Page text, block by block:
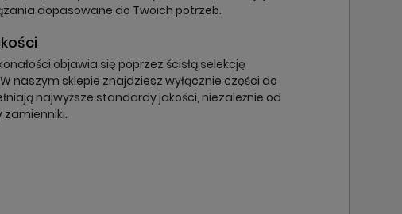
dopasowane do Twoich potrzeb.
objawia się poprzez ścisłą selekcję
naszym sklepie znajdziesz wyłącznie części do
najwyższe standardy jakości, niezależnie od
zamienniki.